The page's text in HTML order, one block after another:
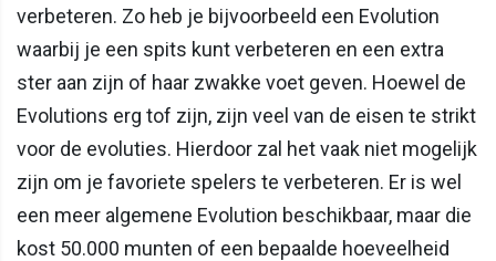
verbeteren. Zo heb je bijvoorbeeld een Evolution
waarbij je een spits kunt verbeteren en een extra
ster aan zijn of haar zwakke voet geven. Hoewel de
Evolutions erg tof zijn, zijn veel van de eisen te strikt
voor de evoluties. Hierdoor zal het vaak niet mogelijk
zijn om je favoriete spelers te verbeteren. Er is wel
een meer algemene Evolution beschikbaar, maar die
kost 50.000 munten of een bepaalde hoeveelheid